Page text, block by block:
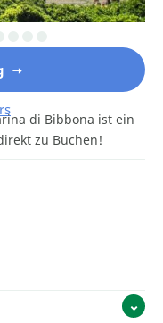
di Bibbona ist ein
zu Buchen!